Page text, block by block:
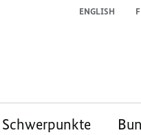
ENGLISH
Schwerpunkte